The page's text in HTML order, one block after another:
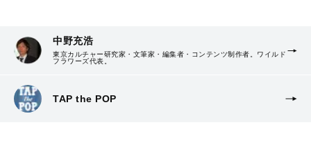
中野充浩
東京カルチャー研究家・文筆家・編集者・コンテンツ制作者。ワイルド
フラワーズ代表。
TAP the POP